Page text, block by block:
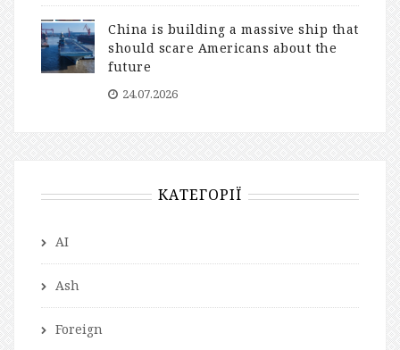
China is building a massive ship that
should scare Americans about the
future
24.07.2026
КАТЕГОРІЇ
AI
Ash
Foreign